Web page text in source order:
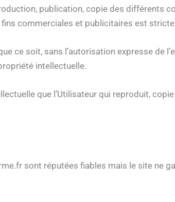
publication, copie des différents
commerciales et publicitaires est
ce soit, sans l’autorisation expresse de
intellectuelle.
que l’Utilisateur qui reproduit,
sont réputées fiables mais le site ne